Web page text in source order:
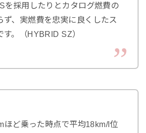
を採用したりとカタログ燃費の
ず、実燃費を忠実に良くしたス
す。（HYBRID SZ）
ほど乗った時点で平均18km/l位